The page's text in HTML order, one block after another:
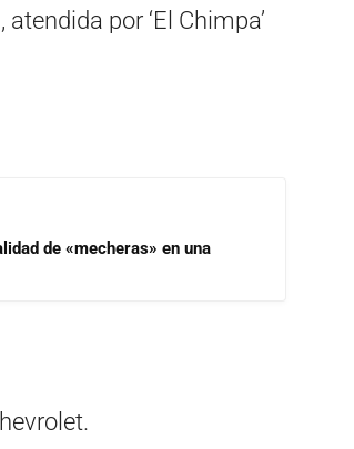
por ‘El Chimpa’
de «mecheras» en una